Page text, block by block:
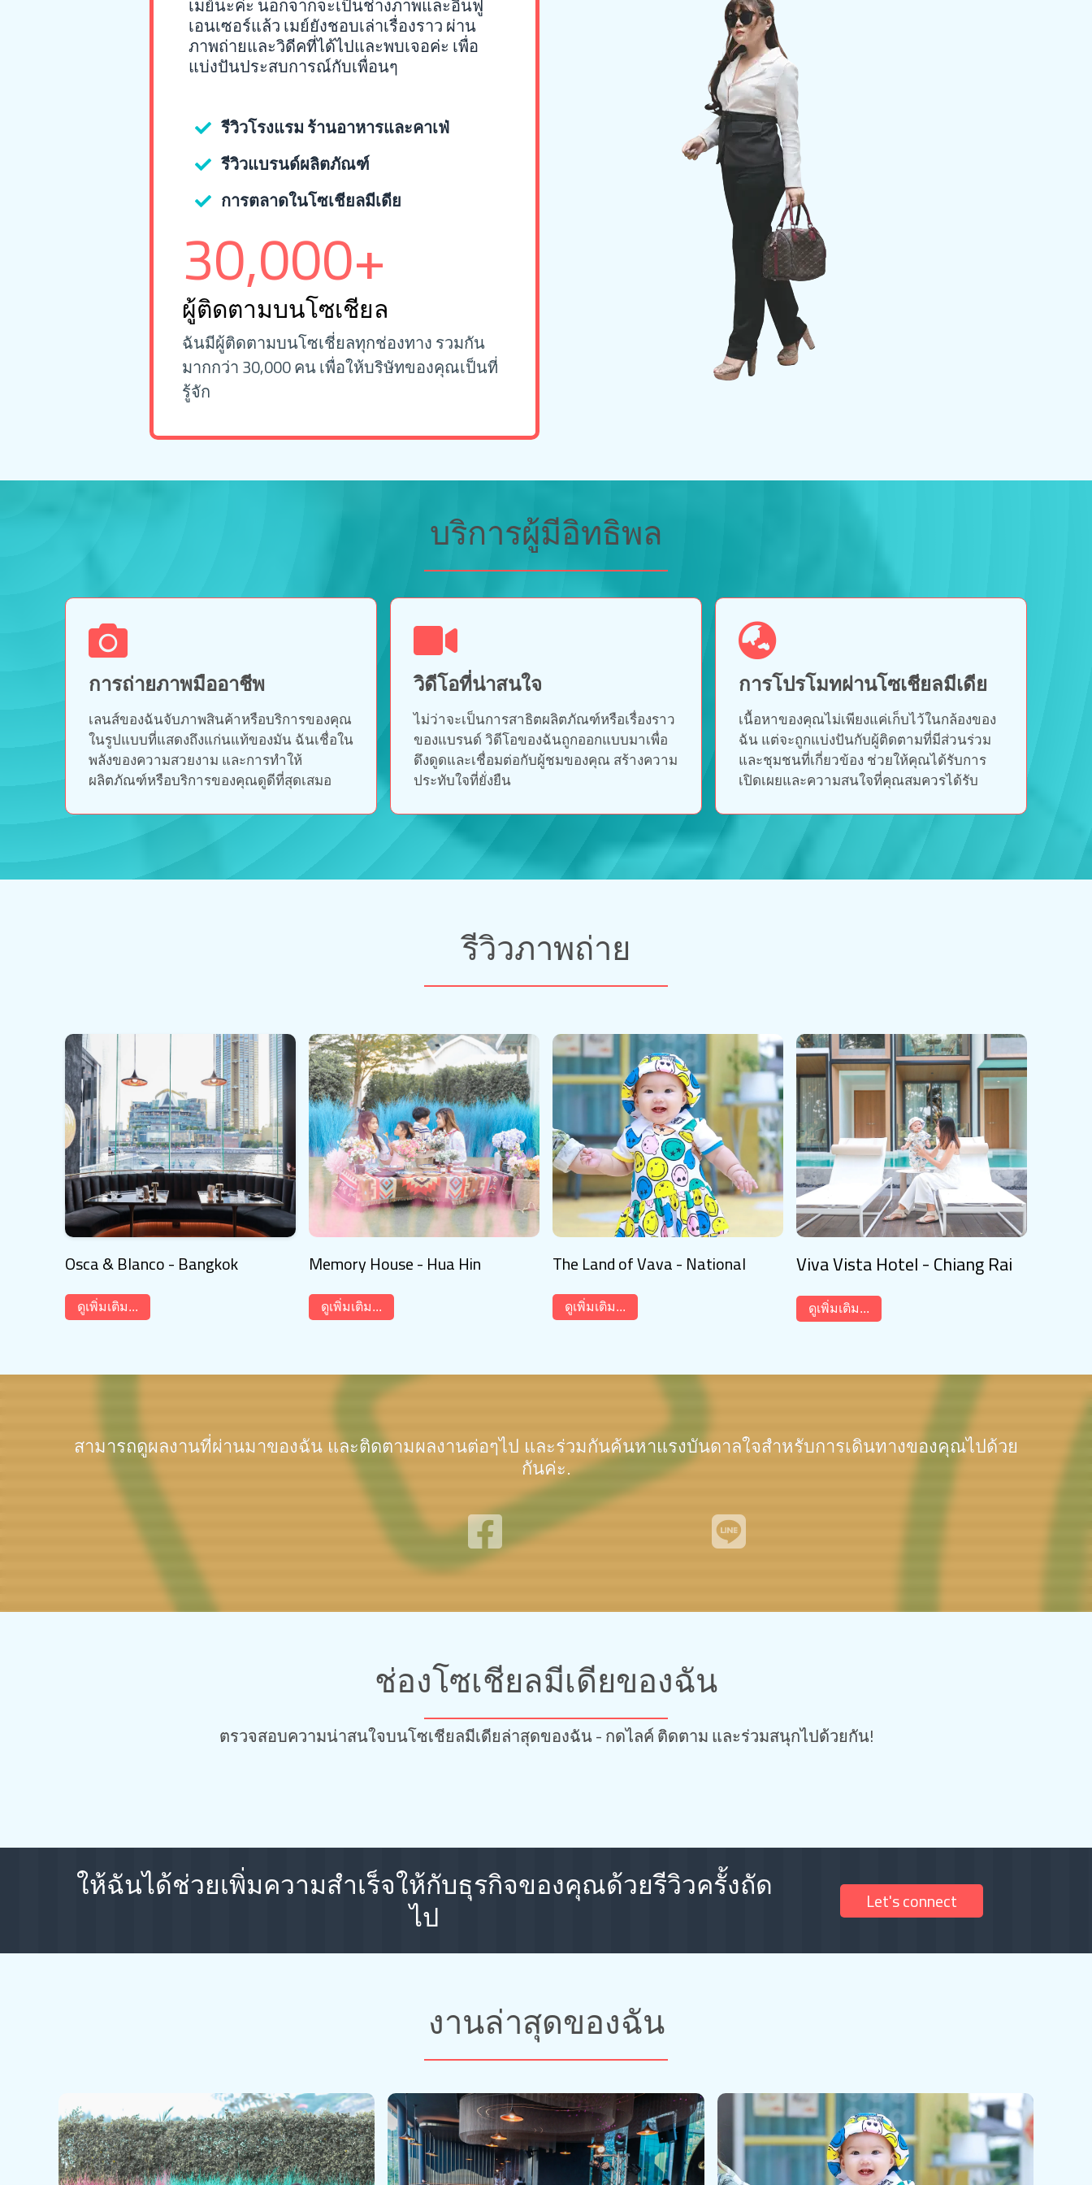
เอนเซอร์แล้ว เมย์ยังชอบเล่าเรื่องราว ผ่าน
ภาพถ่ายและวิดีคที่ได้ไปและพบเจอค่ะ เพื่อ
แบ่งปันประสบการณ์กับเพื่อนๆ
รีวิวโรงแรม ร้านอาหารและคาเฟ่
รีวิวแบรนด์ผลิตภัณฑ์
การตลาดในโซเชียลมีเดีย
30,000+
ผู้ติดตามบนโซเชียล
ฉันมีผู้ติดตามบนโซเชี่ยลทุกช่องทาง รวมกัน
มากกว่า 30,000 คน เพื่อให้บริษัทของคุณเป็นที่
รู้จัก
บริการผู้มีอิทธิพล
การถ่ายภาพมืออาชีพ
เลนส์ของฉันจับภาพสินค้าหรือบริการของคุณ
ในรูปแบบที่แสดงถึงแก่นแท้ของมัน ฉันเชื่อใน
พลังของความสวยงาม และการทำให้
ผลิตภัณฑ์หรือบริการของคุณดูดีที่สุดเสมอ
วิดีโอที่น่าสนใจ
ไม่ว่าจะเป็นการสาธิตผลิตภัณฑ์หรือเรื่องราว
ของแบรนด์ วิดีโอของฉันถูกออกแบบมาเพื่อ
ดึงดูดและเชื่อมต่อกับผู้ชมของคุณ สร้างความ
ประทับใจที่ยั่งยืน
การโปรโมทผ่านโซเชียลมีเดีย
เนื้อหาของคุณไม่เพียงแค่เก็บไว้ในกล้องของ
ฉัน แต่จะถูกแบ่งปันกับผู้ติดตามที่มีส่วนร่วม
และชุมชนที่เกี่ยวข้อง ช่วยให้คุณได้รับการ
เปิดเผยและความสนใจที่คุณสมควรได้รับ
รีวิวภาพถ่าย
Osca & Blanco - Bangkok
ดูเพิ่มเติม...
Memory House - Hua Hin
ดูเพิ่มเติม...
The Land of Vava - National
ดูเพิ่มเติม...
Viva Vista Hotel - Chiang Rai
ดูเพิ่มเติม...
สามารถดูผลงานที่ผ่านมาของฉัน และติดตามผลงานต่อๆไป และร่วมกันค้นหาแรงบันดาลใจสำหรับการเดินทางของคุณไปด้วย
กันค่ะ.
ช่องโซเชียลมีเดียของฉัน
ตรวจสอบความน่าสนใจบนโซเชียลมีเดียล่าสุดของฉัน - กดไลค์ ติดตาม และร่วมสนุกไปด้วยกัน!
ให้ฉันได้ช่วยเพิ่มความสำเร็จให้กับธุรกิจของคุณด้วยรีวิวครั้งถัด
ไป Let's connect
งานล่าสุดของฉัน